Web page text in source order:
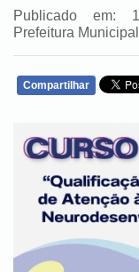
Publicado em:
Prefeitura
Compartilhar